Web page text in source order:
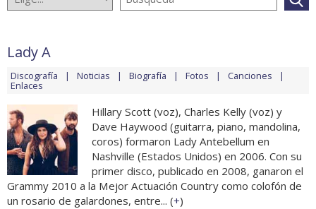
Lady A
Discografía Noticias Biografía Fotos Canciones
Enlaces
Hillary Scott (voz), Charles Kelly (voz) y
Dave Haywood (guitarra, piano, mandolina,
coros) formaron Lady Antebellum en
Nashville (Estados Unidos) en 2006. Con su
primer disco, publicado en 2008, ganaron el
Grammy 2010 a la Mejor Actuación Country como colofón de
un rosario de galardones, entre... (+)